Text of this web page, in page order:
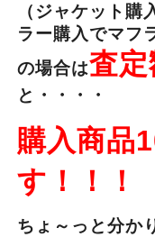
（ジャケット購
ラー購入でマフ
の場合は査定
と・・・・
購入商品
す！！！
ちょ～っと分か